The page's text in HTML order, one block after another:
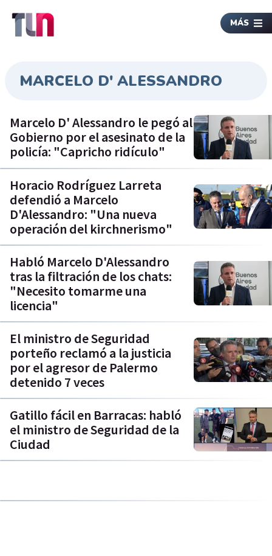
MÁS
MARCELO D' ALESSANDRO
Marcelo D' Alessandro le pegó al
Gobierno por el asesinato de la
policía: "Capricho ridículo"
Horacio Rodríguez Larreta
defendió a Marcelo
D'Alessandro: "Una nueva
operación del kirchnerismo"
Habló Marcelo D'Alessandro
tras la filtración de los chats:
"Necesito tomarme una
licencia"
El ministro de Seguridad
porteño reclamó a la justicia
por el agresor de Palermo
detenido 7 veces
Gatillo fácil en Barracas: habló
el ministro de Seguridad de la
Ciudad